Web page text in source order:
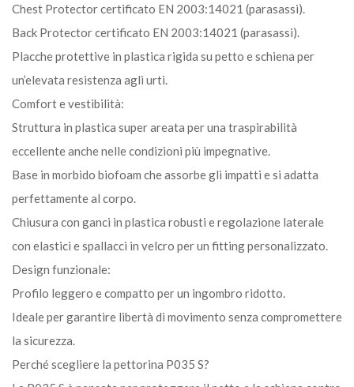
Chest Protector certificato EN 2003:14021 (parasassi).
Back Protector certificato EN 2003:14021 (parasassi).
Placche protettive in plastica rigida su petto e schiena per
un’elevata resistenza agli urti.
Comfort e vestibilità:
Struttura in plastica super areata per una traspirabilità
eccellente anche nelle condizioni più impegnative.
Base in morbido biofoam che assorbe gli impatti e si adatta
perfettamente al corpo.
Chiusura con ganci in plastica robusti e regolazione laterale
con elastici e spallacci in velcro per un fitting personalizzato.
Design funzionale:
Profilo leggero e compatto per un ingombro ridotto.
Ideale per garantire libertà di movimento senza compromettere
la sicurezza.
Perché scegliere la pettorina P035 S?